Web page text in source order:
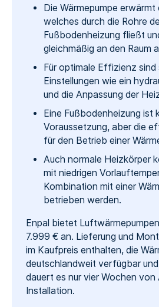
Die Wärmepumpe erwärmt
welches durch die Rohre
Fußbodenheizung fließt
gleichmäßig an den Raum
Für optimale Effizienz
Einstellungen wie ein
und die Anpassung der
Eine Fußbodenheizung ist
Voraussetzung, aber die
für den Betrieb einer
Auch normale Heizkörper
mit niedrigen
Kombination mit einer
betrieben werden.
Enpal bietet
7.999 € an. Lieferung und
im Kaufpreis enthalten, die
deutschlandweit verfügbar
dauert es nur vier Wochen von
Installation.